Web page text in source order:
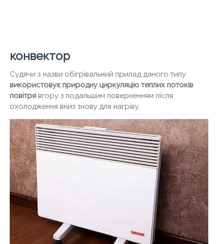
конвектор
Судячи з назви обігрівальний прилад даного типу
використовує природну циркуляцію теплих потоків
повітря вгору з подальшим поверненням після
охолодження вниз знову для нагріву.